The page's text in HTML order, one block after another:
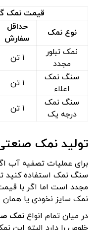
قیمت نمک
نوع نمک
حداقل
سفارش
نمک تبلور
مجدد
1 تن
سنگ نمک
اعلاء
1 تن
سنگ نمک
درجه یک
1 تن
تولید نمک
برای عملیات تصفیه آب
سنگ نمک استفاده کنید
مجدد است اما اگر با قیمت
نمک سایز نخودی یا همان
در میان تمام انواعنمک